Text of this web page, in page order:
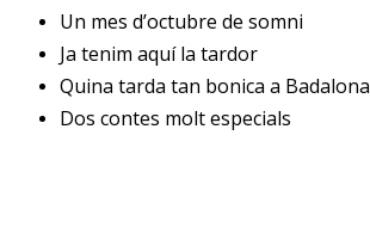
Un mes d’octubre de somni
Ja tenim aquí la tardor
Quina tarda tan bonica a Badalona
Dos contes molt especials